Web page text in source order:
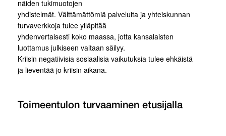
näiden tukimuotojen
yhdistelmät. Välttämättömiä palveluita ja yhteiskunnan
turvaverkkoja tulee ylläpitää
yhdenvertaisesti koko maassa, jotta kansalaisten
luottamus julkiseen valtaan säilyy.
Kriisin negatiivisia sosiaalisia vaikutuksia tulee ehkäistä
ja lieventää jo kriisin aikana.
Toimeentulon turvaaminen etusijalla